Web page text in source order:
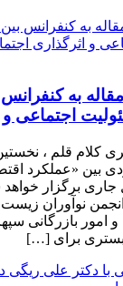
به
اجتماعی و
کلام قلم ،
بین «عملکرد
سال جاری برگزار
نوآوران
بازرگانی
بستری برای […]